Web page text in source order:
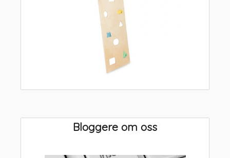
Bloggere om oss